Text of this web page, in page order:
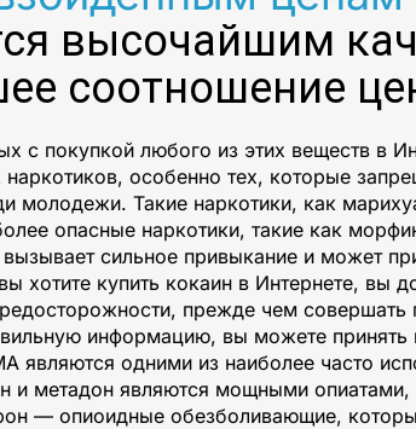
высочайшим
соотношение
с покупкой любого из этих веществ в
особенно тех, которые
молодежи. Такие наркотики, как
опасные наркотики, такие как
сильное привыкание и может
хотите купить кокаин в Интернете, вы
прежде чем
информацию, вы можете принять
одними из наиболее часто
метадон являются мощными опиатами,
— опиоидные обезболивающие,